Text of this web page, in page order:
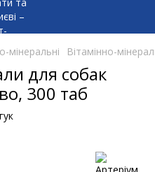
мінеральні Вітамінно-
для собак
300 таб